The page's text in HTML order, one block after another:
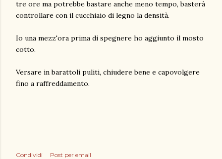
tre ore ma potrebbe bastare anche meno tempo, basterà
controllare con il cucchiaio di legno la densità.
Io una mezz'ora prima di spegnere ho aggiunto il mosto
cotto.
Versare in barattoli puliti, chiudere bene e capovolgere
fino a raffreddamento.
Condividi
Post per email